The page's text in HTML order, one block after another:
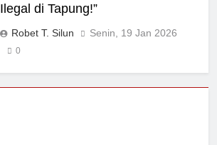
Ilegal di Tapung!”
Robet T. Silun Senin, 19 Jan 2026
0